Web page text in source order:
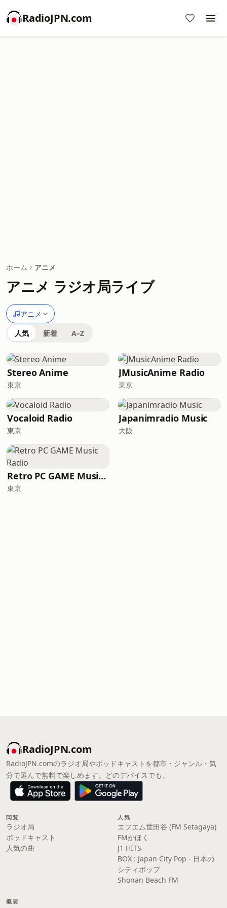
RadioJPN.com
ホーム アニメ
アニメ ラジオ局ライブ
アニメ
人気 新着 A–Z
Stereo Anime
東京
JMusicAnime Radio
東京
Vocaloid Radio
東京
Japanimradio Music
大阪
Retro PC GAME Music Radio
東京
RadioJPN.com
RadioJPN.comのラジオ局やポッドキャストを都市・ジャンル・気
分で選んで無料で楽しめます。どのデバイスでも。
閲覧
ラジオ局
ポッドキャスト
人気の曲
人気
エフエム世田谷 (FM Setagaya)
FMかほく
J1 HITS
BOX : Japan City Pop - 日本の
シティポップ
Shonan Beach FM
概要